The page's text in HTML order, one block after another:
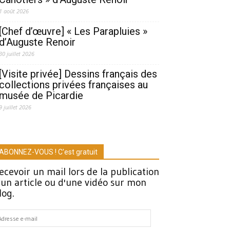
1 août 2026
[Chef d’œuvre] « Les Parapluies »
d’Auguste Renoir
juillet 2026
[Visite privée] Dessins français des
collections privées françaises au
musée de Picardie
juillet 2026
VOUS ! C'est gratuit
un mail lors de la publication
article ou d'une vidéo sur mon